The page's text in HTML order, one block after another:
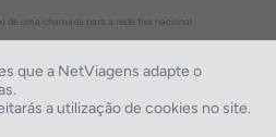
que a NetViagens adapte o
a utilização de cookies no site.
de uma chamada para a rede fixa nacional